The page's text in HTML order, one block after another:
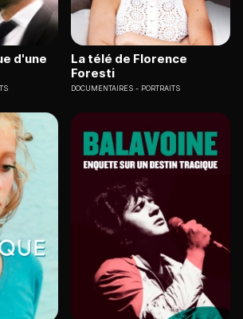
d'une
La télé de Florence
Foresti
DOCUMENTAIRES PORTRAITS